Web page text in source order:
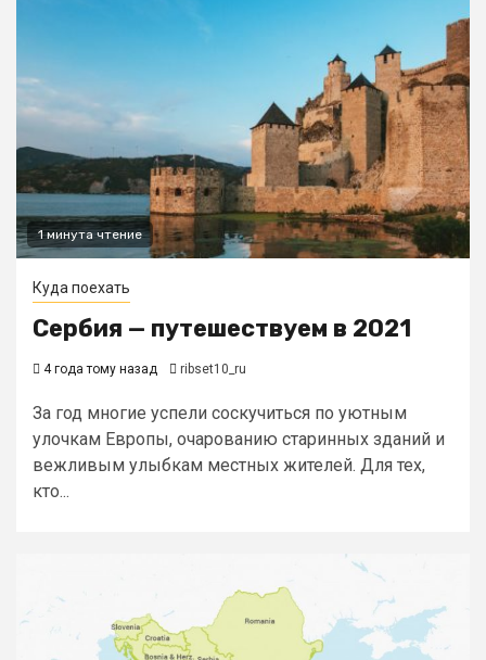
1 минута чтение
Куда поехать
Сербия — путешествуем в 2021
4 года тому назад ribset10_ru
За год многие успели соскучиться по уютным
улочкам Европы, очарованию старинных зданий и
вежливым улыбкам местных жителей. Для тех,
кто...